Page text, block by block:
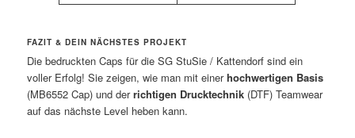
FAZIT & DEIN NÄCHSTES PROJEKT
Die bedruckten Caps für die SG StuSie / Kattendorf sind ein
voller Erfolg! Sie zeigen, wie man mit einerhochwertigen Basis
(MB6552 Cap) und derrichtigen Drucktechnik (DTF) Teamwear
auf das nächste Level heben kann.